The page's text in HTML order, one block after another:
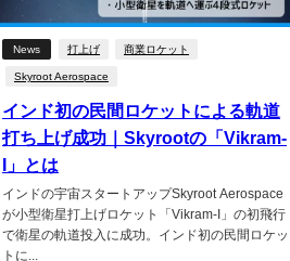
News 打上げ 商業ロケット
Skyroot Aerospace
インド初の民間ロケットによる軌道
打ち上げ成功｜Skyrootの「Vikram-
I」とは
インドの宇宙スタートアップSkyroot Aerospace
が小型衛星打上げロケット「Vikram-I」の初飛行
で衛星の軌道投入に成功。インド初の民間ロケッ
トに...